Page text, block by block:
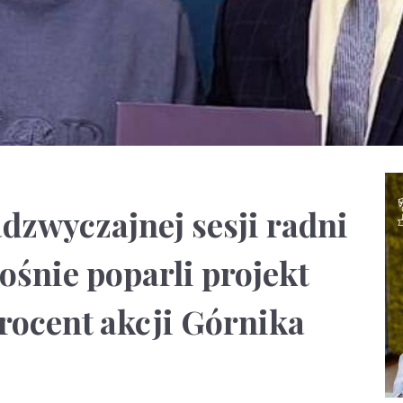
sesji radni
poparli projekt
akcji Górnika